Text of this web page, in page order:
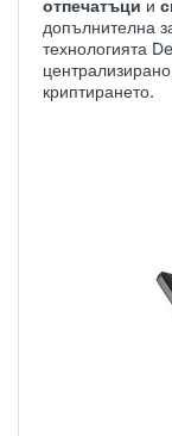
отпечатъци и
допълнителна
технологията
криптирането.